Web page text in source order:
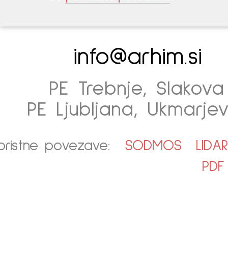
info@arhim.si
PE Trebnje,
PE Ljubljana,
povezave: SODMOS